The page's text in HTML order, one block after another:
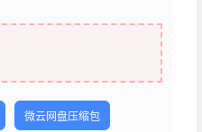
微云网盘压缩包